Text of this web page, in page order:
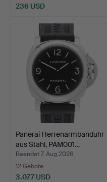
236 USD
Panerai Herrenarmbanduhr
aus Stahl, PAM001…
Beendet 7. Aug 2026
12 Gebote
3.077 USD